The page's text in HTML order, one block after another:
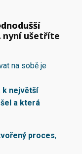
nyní ušetříte
na sobě je
k největší
a která
proces,